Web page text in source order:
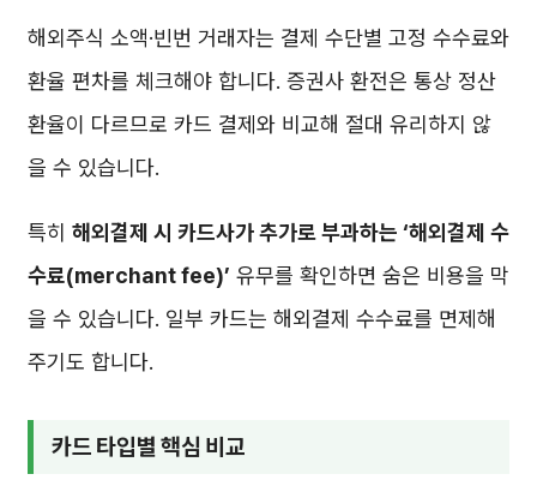
해외주식 소액·빈번 거래자는 결제 수단별 고정 수수료와
환율 편차를 체크해야 합니다. 증권사 환전은 통상 정산
환율이 다르므로 카드 결제와 비교해 절대 유리하지 않
을 수 있습니다.
특히 해외결제 시 카드사가 추가로 부과하는 ‘해외결제 수
수료(merchant fee)’ 유무를 확인하면 숨은 비용을 막
을 수 있습니다. 일부 카드는 해외결제 수수료를 면제해
주기도 합니다.
카드 타입별 핵심 비교